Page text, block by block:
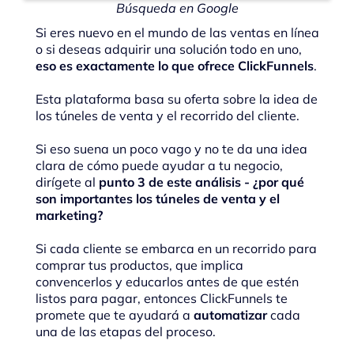
Búsqueda en Google
Si eres nuevo en el mundo de las ventas en línea
o si deseas adquirir una solución todo en uno,
eso es exactamente lo que ofrece ClickFunnels.
Esta plataforma basa su oferta sobre la idea de
los túneles de venta y el recorrido del cliente.
Si eso suena un poco vago y no te da una idea
clara de cómo puede ayudar a tu negocio,
dirígete al punto 3 de este análisis - ¿por qué
son importantes los túneles de venta y el
marketing?
Si cada cliente se embarca en un recorrido para
comprar tus productos, que implica
convencerlos y educarlos antes de que estén
listos para pagar, entonces ClickFunnels te
promete que te ayudará a automatizarcada
una de las etapas del proceso.